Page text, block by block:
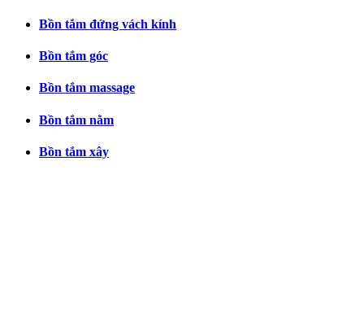
Bồn tắm đứng vách kính
Bồn tắm góc
Bồn tắm massage
Bồn tắm nằm
Bồn tắm xây